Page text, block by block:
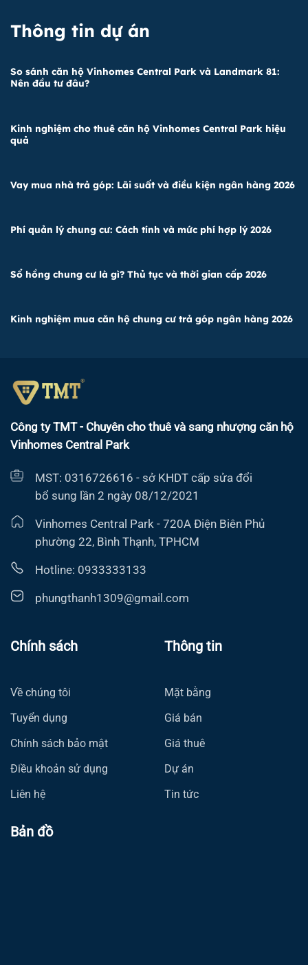
Thông tin dự án
So sánh căn hộ Vinhomes Central Park và Landmark 81:
Nên đầu tư đâu?
Kinh nghiệm cho thuê căn hộ Vinhomes Central Park hiệu
quả
Vay mua nhà trả góp: Lãi suất và điều kiện ngân hàng 2026
Phí quản lý chung cư: Cách tính và mức phí hợp lý 2026
Sổ hồng chung cư là gì? Thủ tục và thời gian cấp 2026
Kinh nghiệm mua căn hộ chung cư trả góp ngân hàng 2026
Công ty TMT - Chuyên cho thuê và sang nhượng căn hộ
Vinhomes Central Park
MST: 0316726616 - sở KHDT cấp sửa đổi
bổ sung lần 2 ngày 08/12/2021
Vinhomes Central Park - 720A Điện Biên Phủ
phường 22, Bình Thạnh, TPHCM
Hotline: 0933333133
phungthanh1309@gmail.com
Chính sách
Về chúng tôi
Tuyển dụng
Chính sách bảo mật
Điều khoản sử dụng
Liên hệ
Thông tin
Mặt bằng
Giá bán
Giá thuê
Dự án
Tin tức
Bản đồ